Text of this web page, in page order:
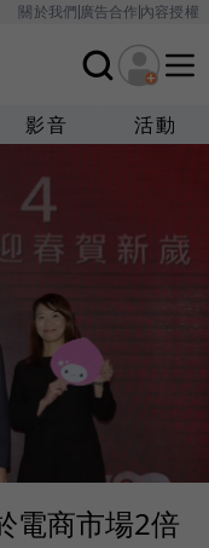
關於我們廣告合作內容授權
影音 活動
電商市場2倍